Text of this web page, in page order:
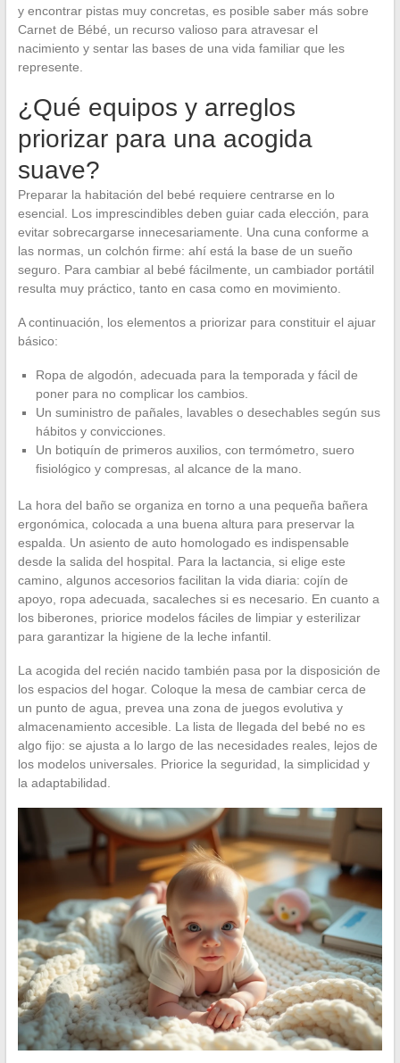
y encontrar pistas muy concretas, es posible saber más sobre
Carnet de Bébé, un recurso valioso para atravesar el
nacimiento y sentar las bases de una vida familiar que les
represente.
¿Qué equipos y arreglos
priorizar para una acogida
suave?
Preparar la habitación del bebé requiere centrarse en lo
esencial. Los imprescindibles deben guiar cada elección, para
evitar sobrecargarse innecesariamente. Una cuna conforme a
las normas, un colchón firme: ahí está la base de un sueño
seguro. Para cambiar al bebé fácilmente, un cambiador portátil
resulta muy práctico, tanto en casa como en movimiento.
A continuación, los elementos a priorizar para constituir el ajuar
básico:
Ropa de algodón, adecuada para la temporada y fácil de
poner para no complicar los cambios.
Un suministro de pañales, lavables o desechables según sus
hábitos y convicciones.
Un botiquín de primeros auxilios, con termómetro, suero
fisiológico y compresas, al alcance de la mano.
La hora del baño se organiza en torno a una pequeña bañera
ergonómica, colocada a una buena altura para preservar la
espalda. Un asiento de auto homologado es indispensable
desde la salida del hospital. Para la lactancia, si elige este
camino, algunos accesorios facilitan la vida diaria: cojín de
apoyo, ropa adecuada, sacaleches si es necesario. En cuanto a
los biberones, priorice modelos fáciles de limpiar y esterilizar
para garantizar la higiene de la leche infantil.
La acogida del recién nacido también pasa por la disposición de
los espacios del hogar. Coloque la mesa de cambiar cerca de
un punto de agua, prevea una zona de juegos evolutiva y
almacenamiento accesible. La lista de llegada del bebé no es
algo fijo: se ajusta a lo largo de las necesidades reales, lejos de
los modelos universales. Priorice la seguridad, la simplicidad y
la adaptabilidad.